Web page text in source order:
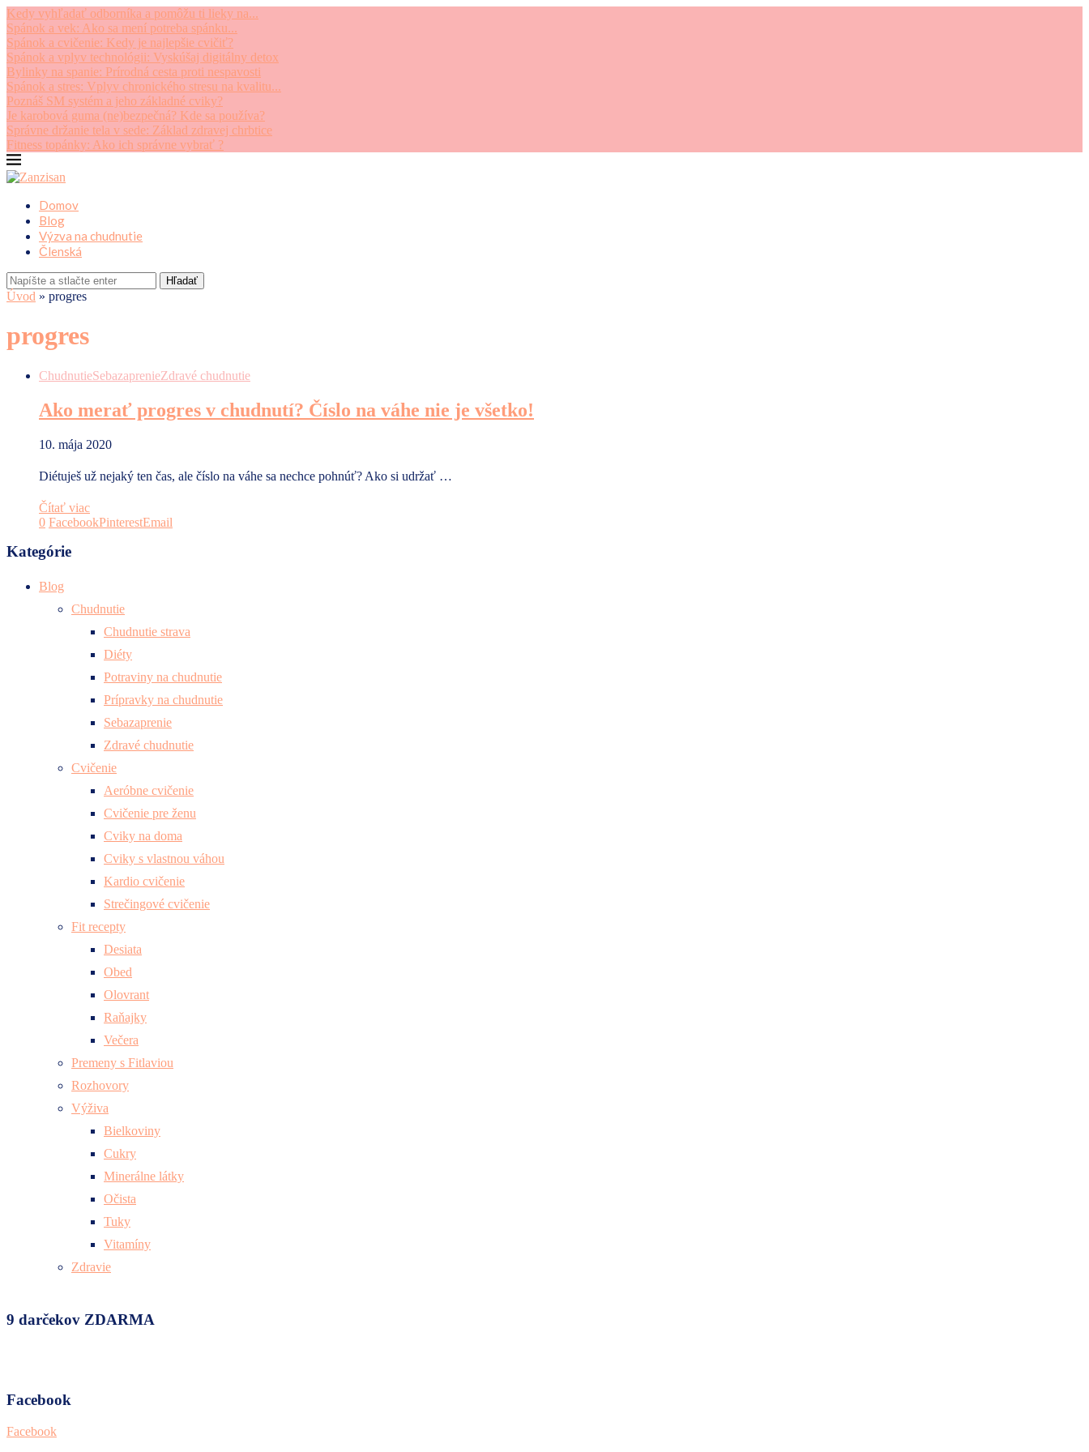
Kedy vyhľadať odborníka a pomôžu ti lieky na...
Spánok a vek: Ako sa mení potreba spánku...
Spánok a cvičenie: Kedy je najlepšie cvičiť?
Spánok a vplyv technológii: Vyskúšaj digitálny detox
Bylinky na spanie: Prírodná cesta proti nespavosti
Spánok a stres: Vplyv chronického stresu na kvalitu...
Poznáš SM systém a jeho základné cviky?
Je karobová guma (ne)bezpečná? Kde sa používa?
Správne držanie tela v sede: Základ zdravej chrbtice
Fitness topánky: Ako ich správne vybrať ?
Domov
Blog
Výzva na chudnutie
Členská
Hľadať
Úvod » progres
progres
ChudnutieSebazaprenieZdravé chudnutie
Ako merať progres v chudnutí? Číslo na váhe nie je všetko!
10. mája 2020
Diétuješ už nejaký ten čas, ale číslo na váhe sa nechce pohnúť? Ako si udržať …
Čítať viac
0 FacebookPinterestEmail
Kategórie
Blog
Chudnutie
Chudnutie strava
Diéty
Potraviny na chudnutie
Prípravky na chudnutie
Sebazaprenie
Zdravé chudnutie
Cvičenie
Aeróbne cvičenie
Cvičenie pre ženu
Cviky na doma
Cviky s vlastnou váhou
Kardio cvičenie
Strečingové cvičenie
Fit recepty
Desiata
Obed
Olovrant
Raňajky
Večera
Premeny s Fitlaviou
Rozhovory
Výživa
Bielkoviny
Cukry
Minerálne látky
Očista
Tuky
Vitamíny
Zdravie
9 darčekov ZDARMA
Facebook
Facebook